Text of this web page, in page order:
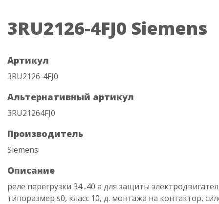
3RU2126-4FJ0 Siemens
Артикул
3RU2126-4FJ0
Альтернативный артикул
3RU21264FJ0
Производитель
Siemens
Описание
реле перегрузки 34...40 a для защиты
типоразмер s0, класс 10, д. монтажа на контактор,